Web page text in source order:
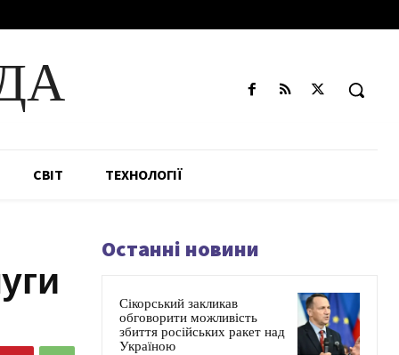
СВІТ ТЕХНОЛОГІЇ
Останні новини
Сікорський закликав
обговорити можливість
збиття російських ракет над
Україною